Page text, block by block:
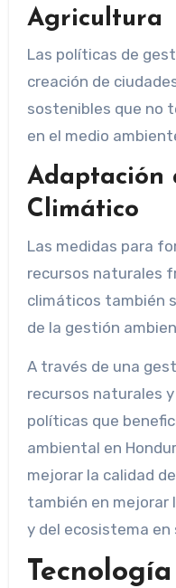
Agricultura
Las políticas de
creación de
sostenibles que no
en el medio
Adaptación
Climático
Las medidas para
recursos naturales
climáticos también
de la gestión
A través de una
recursos naturales
políticas que
ambiental en
mejorar la calidad
también en mejorar
y del ecosistema en